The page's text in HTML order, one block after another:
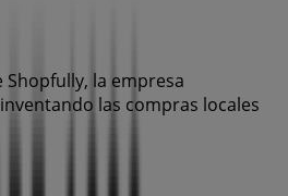
la empresa
las compras locales